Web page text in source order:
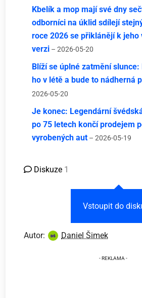
Kbelík a mop mají své dny
odborníci na úklid sdílejí
roce 2026 se přiklánějí k jeho
verzi – 2026-05-20
Blíží se úplné zatmění slunce:
ho v létě a bude to nádherná
2026-05-20
Je konec: Legendární
po 75 letech končí prodejem
vyrobených aut – 2026-05-19
Diskuze 1
Vstoupit do
Autor: Daniel Šimek